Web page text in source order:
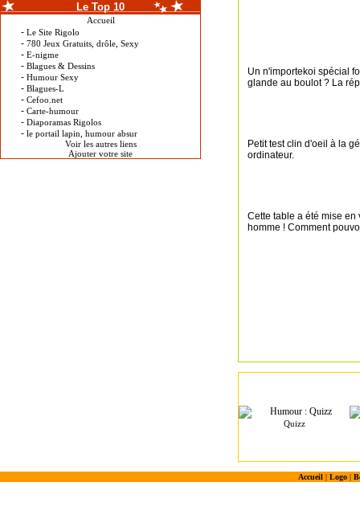
Le Top 10
Accueil
- Le Site Rigolo
- 780 Jeux Gratuits, drôle, Sexy
- E-nigme
- Blagues & Dessins
- Humour Sexy
- Blagues-L
- Cefoo.net
- Carte-humour
- Diaporamas Rigolos
- le portail lapin, humour absur
Voir les autres liens
Ajouter votre site
Un n'importekoi spécial
glande au boulot ? La
Petit test clin d'oeil à la
ordinateur.
Cette table a été mise
homme ! Comment
Quizz
Accueil| Logo|